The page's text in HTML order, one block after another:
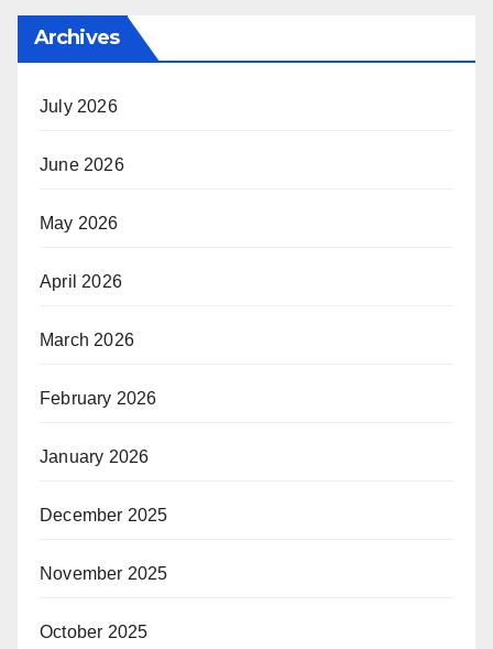
Archives
July 2026
June 2026
May 2026
April 2026
March 2026
February 2026
January 2026
December 2025
November 2025
October 2025